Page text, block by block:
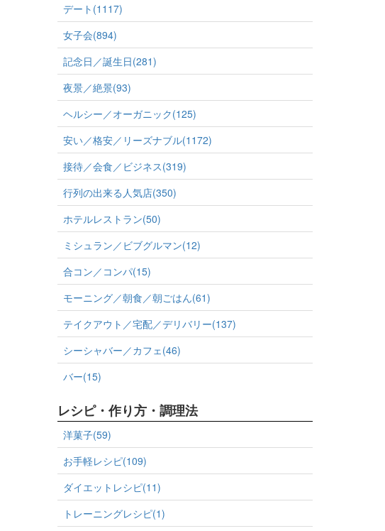
デート(1117)
女子会(894)
記念日／誕生日(281)
夜景／絶景(93)
ヘルシー／オーガニック(125)
安い／格安／リーズナブル(1172)
接待／会食／ビジネス(319)
行列の出来る人気店(350)
ホテルレストラン(50)
ミシュラン／ビブグルマン(12)
合コン／コンパ(15)
モーニング／朝食／朝ごはん(61)
テイクアウト／宅配／デリバリー(137)
シーシャバー／カフェ(46)
バー(15)
レシピ・作り方・調理法
洋菓子(59)
お手軽レシピ(109)
ダイエットレシピ(11)
トレーニングレシピ(1)